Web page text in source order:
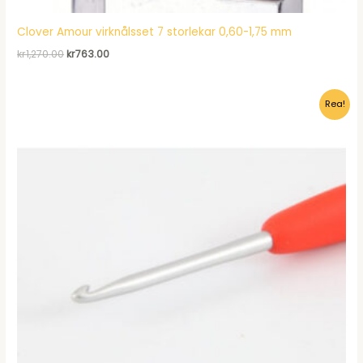
Clover Amour virknålsset 7 storlekar 0,60-1,75 mm
kr1,270.00Det
kr763.00Det
Rea!